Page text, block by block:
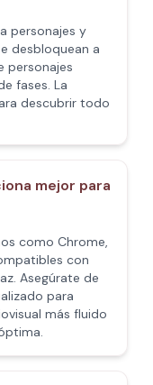
personajes y
desbloquean a
personajes
fases. La
descubrir todo
mejor para
como Chrome,
con
Asegúrate de
para
más fluido